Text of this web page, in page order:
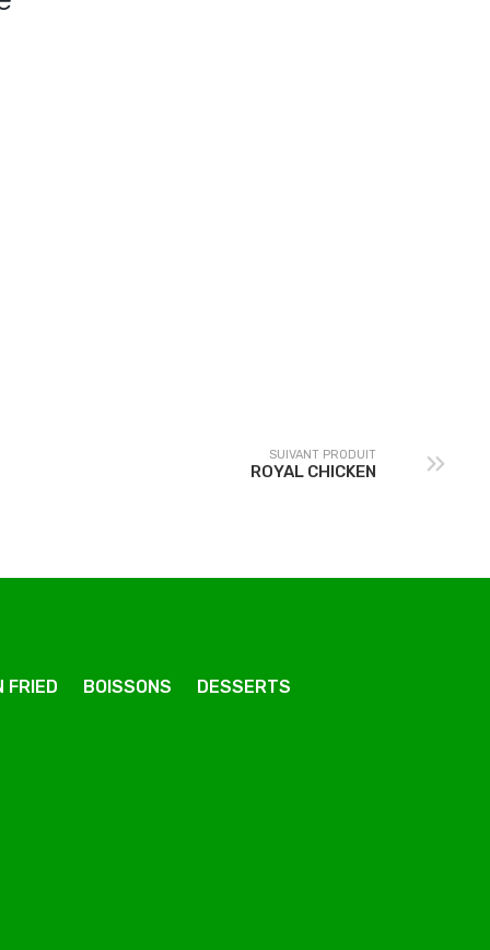
SUIVANT PRODUIT
ROYAL CHICKEN
FRIED BOISSONS DESSERTS